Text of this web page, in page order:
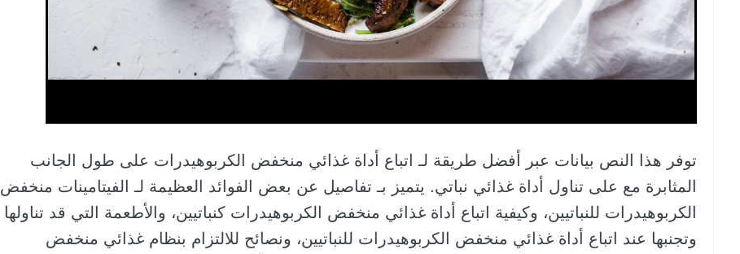
توفر هذا النص بيانات عبر أفضل طريقة لـ اتباع أداة غذائي منخفض الكربوهيدرات على طول الجانب
المثابرة مع على تناول أداة غذائي نباتي. يتميز بـ تفاصيل عن بعض الفوائد العظيمة لـ الفيتامينات منخفض
الكربوهيدرات للنباتيين، وكيفية اتباع أداة غذائي منخفض الكربوهيدرات كنباتيين، والأطعمة التي قد تناولها
وتجنبها عند اتباع أداة غذائي منخفض الكربوهيدرات للنباتيين، ونصائح للالتزام بنظام غذائي منخفض